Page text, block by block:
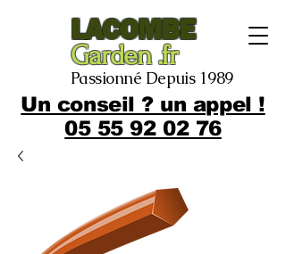
LACOMBE
Garden .fr
Passionné Depuis 1989
Un conseil ? un appel !
05 55 92 02 76